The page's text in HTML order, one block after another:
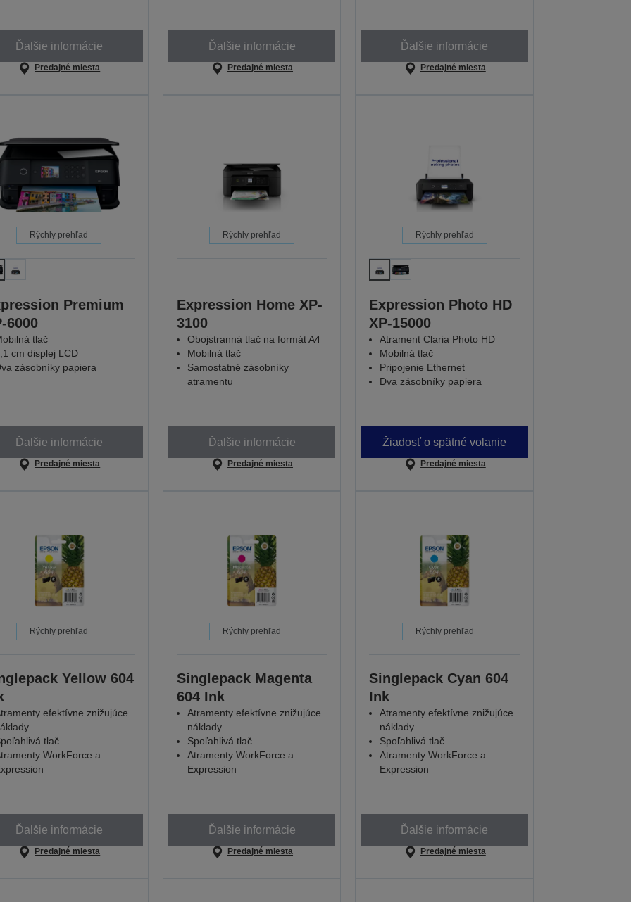
Ďalšie informácie
Predajné miesta
Ďalšie informácie
Predajné miesta
Ďalšie informácie
Predajné miesta
Rýchly prehľad
Premium
6000
tlač
cm displej LCD
zásobníky papiera
Ďalšie informácie
Predajné miesta
Rýchly prehľad
Expression Home XP-
3100
Obojstranná tlač na formát A4
Mobilná tlač
Samostatné zásobníky
atramentu
Ďalšie informácie
Predajné miesta
Rýchly prehľad
Expression Photo HD
XP-15000
Atrament Claria Photo HD
Mobilná tlač
Pripojenie Ethernet
Dva zásobníky papiera
Žiadosť o spätné volanie
Predajné miesta
Rýchly prehľad
Yellow 604
efektívne znižujúce
tlač
WorkForce a
Ďalšie informácie
Predajné miesta
Rýchly prehľad
Singlepack Magenta
604 Ink
Atramenty efektívne znižujúce
náklady
Spoľahlivá tlač
Atramenty WorkForce a
Expression
Ďalšie informácie
Predajné miesta
Rýchly prehľad
Singlepack Cyan 604
Ink
Atramenty efektívne znižujúce
náklady
Spoľahlivá tlač
Atramenty WorkForce a
Expression
Ďalšie informácie
Predajné miesta